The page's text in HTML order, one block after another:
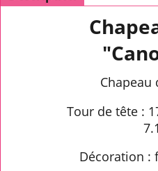
Chapeau
Tour de tête :
Décoration :